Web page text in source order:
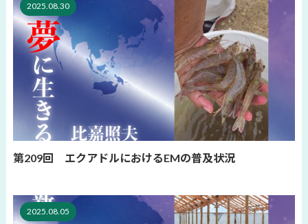
2025.08.30
第209回 エクアドルにおけるEMの普及状況
2025.08.05